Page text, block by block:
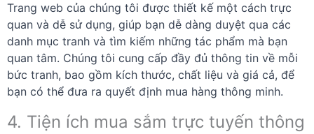
Trang web của chúng tôi được thiết kế một cách trực
quan và dễ sử dụng, giúp bạn dễ dàng duyệt qua các
danh mục tranh và tìm kiếm những tác phẩm mà bạn
quan tâm. Chúng tôi cung cấp đầy đủ thông tin về mỗi
bức tranh, bao gồm kích thước, chất liệu và giá cả, để
bạn có thể đưa ra quyết định mua hàng thông minh.
4. Tiện ích mua sắm trực tuyến thông